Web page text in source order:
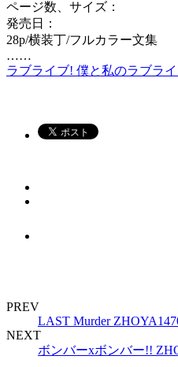
ページ数、サイズ：
発売日：
28p/横装丁/フルカラー文集
……
ラブライブ! 僕と私のラブラ
PREV
LAST Murder
NEXT
ボンバーxボンバー!!